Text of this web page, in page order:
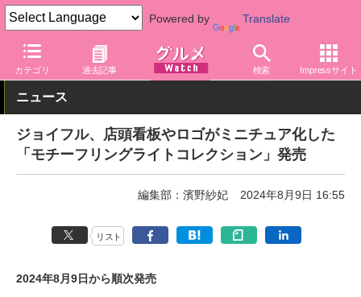
Powered by Translate
カテゴリ 過去記事 検索 Impressサイト
グルメ Watch 店舗 レストラン ジョイフル
ニュース
ジョイフル、店頭看板やロゴがミニチュア化した
「モチーフリングライトコレクション」発売
編集部：濱野紗妃 2024年8月9日 16:55
リスト
2024年8月9日から順次発売